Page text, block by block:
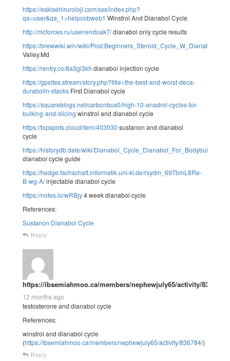
https://eskisehiruroloji.com/sss/index.php?
qa=user&qa_1=helpcobweb1 Winstrol And Dianabol Cycle
http://mcforces.ru/user/endoak7/dianabol only cycle results
https://brewwiki.win/wiki/Post:Beginners_Steroid_Cycle_W_Dianabol
Valley.Md
https://rentry.co/8a3gi3kh dianabol injection cycle
https://gpsites.stream/story.php?title=the-best-and-worst-deca-
durabolin-stacks First Dianabol cycle
https://squareblogs.net/carbonbus0/high-10-anadrol-cycles-for-
bulking-and-slicing winstrol and dianabol cycle
https://topspots.cloud/item/403030 sustanon and dianabol
cycle
https://historydb.date/wiki/Dianabol_Cycle_Dianabol_For_Bodybuilding
dianabol cycle guide
https://hedge.fachschaft.informatik.uni-kl.de/rxydm_69TbmL8Re-
B-wg-A/injectable dianabol cycle
https://notes.io/wRBjy4 week dianabol cycle
References:
Sustanon Dianabol Cycle
Reply
https://ibsemiahmoo.ca/members/nephewjuly65/activity/836784/
12 months ago
testosterone and dianabol cycle
References:
winstrol and dianabol cycle
(https://ibsemiahmoo.ca/members/nephewjuly65/activity/836784/)
Reply